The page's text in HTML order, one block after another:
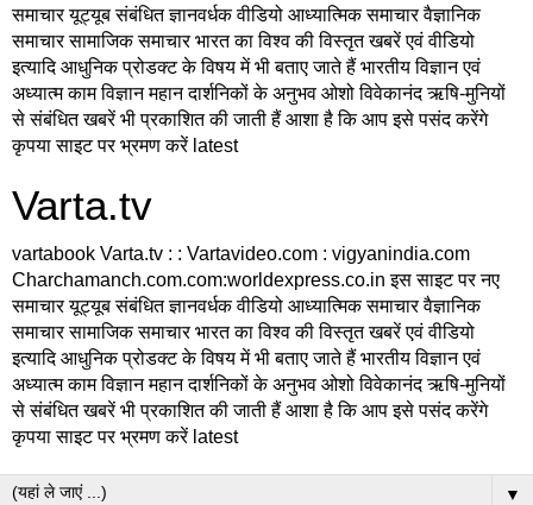
समाचार यूट्यूब संबंधित ज्ञानवर्धक वीडियो आध्यात्मिक समाचार वैज्ञानिक
समाचार सामाजिक समाचार भारत का विश्व की विस्तृत खबरें एवं वीडियो
इत्यादि आधुनिक प्रोडक्ट के विषय में भी बताए जाते हैं भारतीय विज्ञान एवं
अध्यात्म काम विज्ञान महान दार्शनिकों के अनुभव ओशो विवेकानंद ऋषि-मुनियों
से संबंधित खबरें भी प्रकाशित की जाती हैं आशा है कि आप इसे पसंद करेंगे
कृपया साइट पर भ्रमण करें latest
Varta.tv
vartabook Varta.tv : : Vartavideo.com : vigyanindia.com
Charchamanch.com.com:worldexpress.co.in इस साइट पर नए
समाचार यूट्यूब संबंधित ज्ञानवर्धक वीडियो आध्यात्मिक समाचार वैज्ञानिक
समाचार सामाजिक समाचार भारत का विश्व की विस्तृत खबरें एवं वीडियो
इत्यादि आधुनिक प्रोडक्ट के विषय में भी बताए जाते हैं भारतीय विज्ञान एवं
अध्यात्म काम विज्ञान महान दार्शनिकों के अनुभव ओशो विवेकानंद ऋषि-मुनियों
से संबंधित खबरें भी प्रकाशित की जाती हैं आशा है कि आप इसे पसंद करेंगे
कृपया साइट पर भ्रमण करें latest
▼